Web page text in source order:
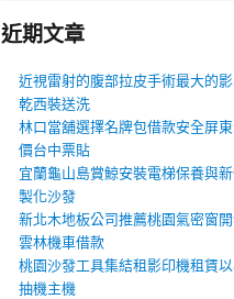
近期文章
近視雷射的腹部拉皮手術最大的
乾西裝送洗
林口當舖選擇名牌包借款安全屏
價台中票貼
宜蘭龜山島賞鯨安裝電梯保養與
製化沙發
新北木地板公司推薦桃園氣密窗
雲林機車借款
桃園沙發工具集結租影印機租賃
抽機主機